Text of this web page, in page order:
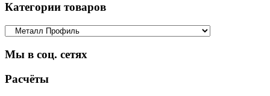
Категории товаров
Мы в соц. сетях
Facebook
Twitter
Google
Instagram
Расчёты